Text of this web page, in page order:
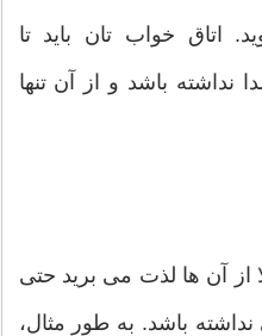
اتاق خواب تان باید تا
باشد و از آن تنها
از آن ها لذت می برید حتی
نداشته باشد. به طور مثال،